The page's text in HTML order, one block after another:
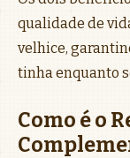
qualidade de
velhice,
tinha enquanto
Como é o